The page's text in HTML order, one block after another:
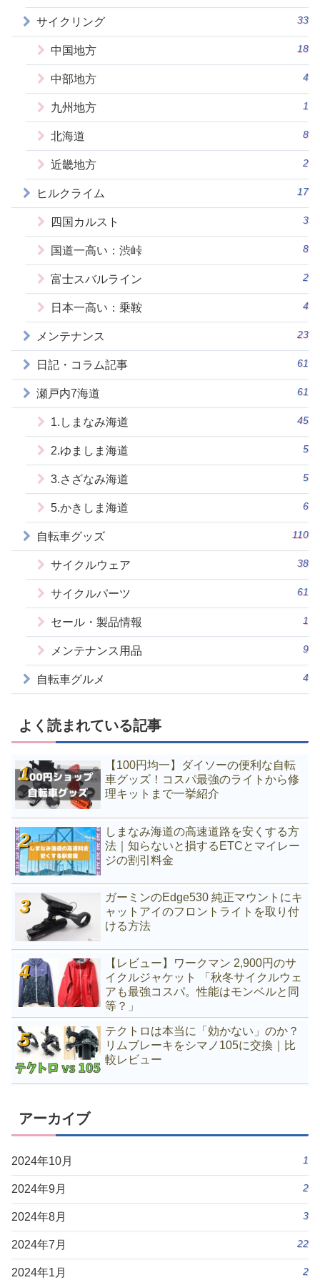
サイクリング 33
中国地方 18
中部地方 4
九州地方 1
北海道 8
近畿地方 2
ヒルクライム 17
四国カルスト 3
国道一高い：渋峠 8
富士スバルライン 2
日本一高い：乗鞍 4
メンテナンス 23
日記・コラム記事 61
瀬戸内7海道 61
1.しまなみ海道 45
2.ゆましま海道 5
3.さざなみ海道 5
5.かきしま海道 6
自転車グッズ 110
サイクルウェア 38
サイクルパーツ 61
セール・製品情報 1
メンテナンス用品 9
自転車グルメ 4
よく読まれている記事
【100円均一】ダイソーの便利な自転
車グッズ！コスパ最強のライトから修
理キットまで一挙紹介
しまなみ海道の高速道路を安くする方
法｜知らないと損するETCとマイレー
ジの割引料金
ガーミンのEdge530 純正マウントにキ
ャットアイのフロントライトを取り付
ける方法
【レビュー】ワークマン 2,900円のサ
イクルジャケット 「秋冬サイクルウェ
アも最強コスパ。性能はモンベルと同
等？」
テクトロは本当に「効かない」のか？
リムブレーキをシマノ105に交換｜比
較レビュー
アーカイブ
2024年10月 1
2024年9月 2
2024年8月 3
2024年7月 22
2024年1月 2